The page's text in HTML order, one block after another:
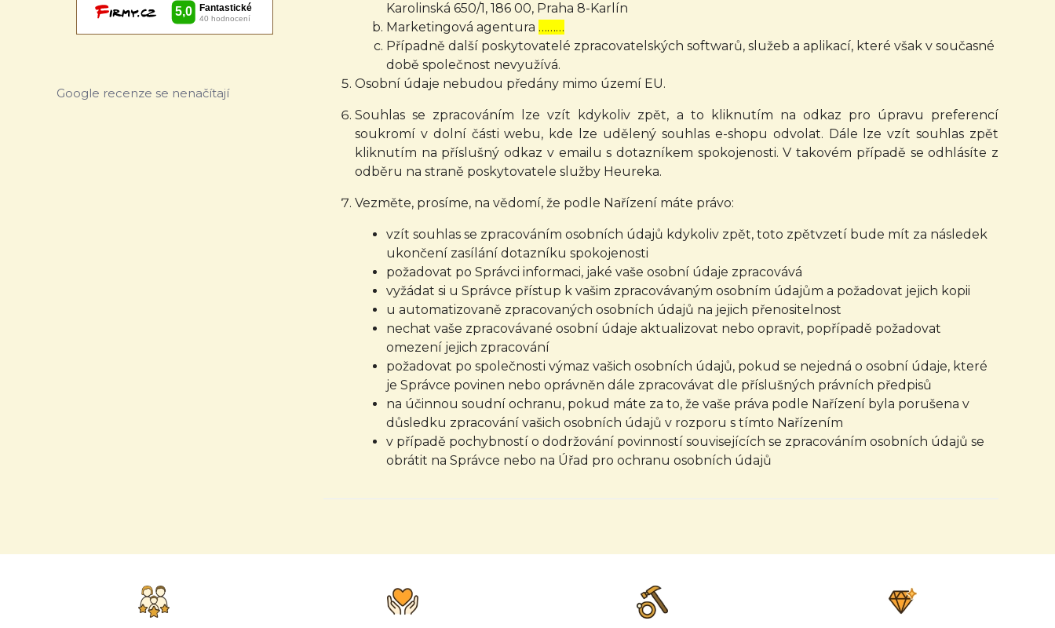
Google recenze se nenačítají
Karolinská 650/1, 186 00, Praha 8-Karlín
Marketingová agentura ………
Případně další poskytovatelé zpracovatelských softwarů, služeb a aplikací, které však v současné
době společnost nevyužívá.
Osobní údaje nebudou předány mimo území EU.
Souhlas se zpracováním lze vzít kdykoliv zpět, a to kliknutím na odkaz pro úpravu preferencí
soukromí v dolní části webu, kde lze udělený souhlas e-shopu odvolat. Dále lze vzít souhlas zpět
kliknutím na příslušný odkaz v emailu s dotazníkem spokojenosti. V takovém případě se odhlásíte z
odběru na straně poskytovatele služby Heureka.
Vezměte, prosíme, na vědomí, že podle Nařízení máte právo:
vzít souhlas se zpracováním osobních údajů kdykoliv zpět, toto zpětvzetí bude mít za následek
ukončení zasílání dotazníku spokojenosti
požadovat po Správci informaci, jaké vaše osobní údaje zpracovává
vyžádat si u Správce přístup k vašim zpracovávaným osobním údajům a požadovat jejich kopii
u automatizovaně zpracovaných osobních údajů na jejich přenositelnost
nechat vaše zpracovávané osobní údaje aktualizovat nebo opravit, popřípadě požadovat
omezení jejich zpracování
požadovat po společnosti výmaz vašich osobních údajů, pokud se nejedná o osobní údaje, které
je Správce povinen nebo oprávněn dále zpracovávat dle příslušných právních předpisů
na účinnou soudní ochranu, pokud máte za to, že vaše práva podle Nařízení byla porušena v
důsledku zpracování vašich osobních údajů v rozporu s tímto Nařízením
v případě pochybností o dodržování povinností souvisejících se zpracováním osobních údajů se
obrátit na Správce nebo na Úřad pro ochranu osobních údajů